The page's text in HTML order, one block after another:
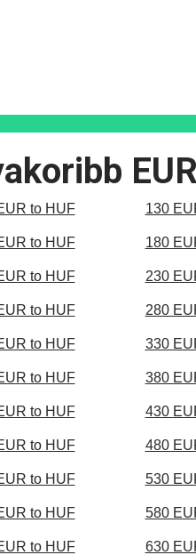
to HUF 130
to HUF 180
to HUF 230
to HUF 280
to HUF 330
to HUF 380
to HUF 430
to HUF 480
to HUF 530
to HUF 580
to HUF 630